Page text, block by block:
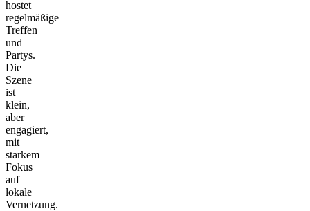
hostet
regelmäßige
Treffen
und
Partys.
Die
Szene
ist
klein,
aber
engagiert,
mit
starkem
Fokus
auf
lokale
Vernetzung.